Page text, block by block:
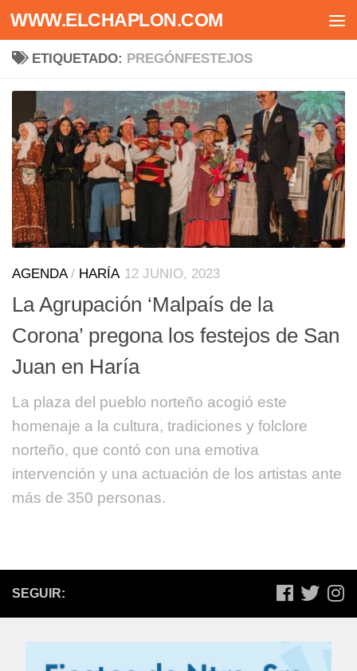
Saltar al contenido
WWW.ELCHAPLON.COM
ETIQUETADO: PREGÓNFESTEJOS
AGENDA/ HARÍA 12 JUNIO, 2023
La Agrupación ‘Malpaís de la
Corona’ pregona los festejos de San
Juan en Haría
La plaza del pueblo norteño acogió este
homenaje a la cultura, tradiciones y folclore
norteño, que contó con una emotiva
intervención y una actuación de los artistas ante
más de 350 personas.
SEGUIR: